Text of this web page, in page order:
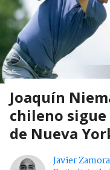
Joaquín
chileno
de Nueva
Javier